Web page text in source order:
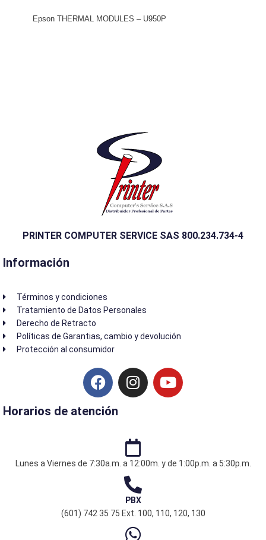
Epson THERMAL MODULES – U950P
PRINTER COMPUTER SERVICE SAS 800.234.734-4
Información
Términos y condiciones
Tratamiento de Datos Personales
Derecho de Retracto
Políticas de Garantias, cambio y devolución
Protección al consumidor
F
a
c
e
o
I
n
g
r
m
Y
o
e
Horarios de atención
Lunes a Viernes de 7:30a.m. a 12:00m. y de 1:00p.m. a 5:30p.m.
PBX
(601) 742 35 75 Ext. 100, 110, 120, 130